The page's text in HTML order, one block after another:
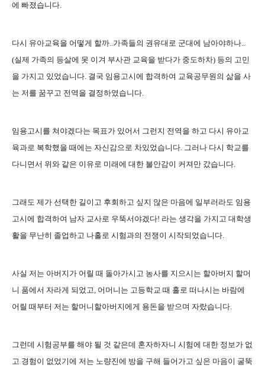
에 빠졌습니다.
다시 유아교육을 어떻게 할까..가족들의 권유대로 군대에 남아야하나..
(실제 가족의 등살에 못 이겨 부사관 교육을 받다가 중도하차) 등의 고민
을 가지고 있었습니다. 결국 임용고시에 합격하여 교육공무원의 삶을 사
는 저를 꿈꾸고 전역을 결정하였습니다.
임용고시를 쳐야겠다는 목표가 있어서 그런지 전역을 하고 다시 유아교
육과로 복학했을 때에는 자신감으로 차있었습니다. 그러나 다시 학교를
다니면서 위와 같은 이유로 미래에 대한 불안감이 커져만 갔습니다.
그래도 제가 선택한 길이고 후회하고 싶지 않은 마음에 일부러라도 임용
고시에 합격하여 남자 교사로 우뚝서야겠다! 라는 생각을 가지고 대학생
활을 무난히 졸업하고 나홀로 시험과의 전쟁이 시작되었습니다.
사실 저는 아버지가 어릴 때 돌아가시고 농사를 지으시는 할아버지 할머
니 품에서 자라게 되었고, 어머니는 고등학교 때 홀로 떠나시는 바람에
어릴 때부터 저는 할머니할아버지에게 용돈을 받으며 자랐습니다.
그런데 시험공부를 해야 될 것 같은데 혼자하자니 시험에 대한 정보가 없
고 경험이 없었기에 저는 노량진에 방을 구해 들어가고 싶은 마음이 굴뚝